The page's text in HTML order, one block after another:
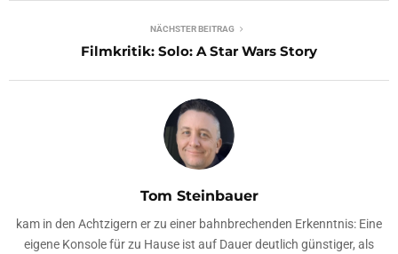
NÄCHSTER BEITRAG
Filmkritik: Solo: A Star Wars Story
Tom Steinbauer
kam in den Achtzigern er zu einer bahnbrechenden Erkenntnis: Eine
eigene Konsole für zu Hause ist auf Dauer deutlich günstiger, als